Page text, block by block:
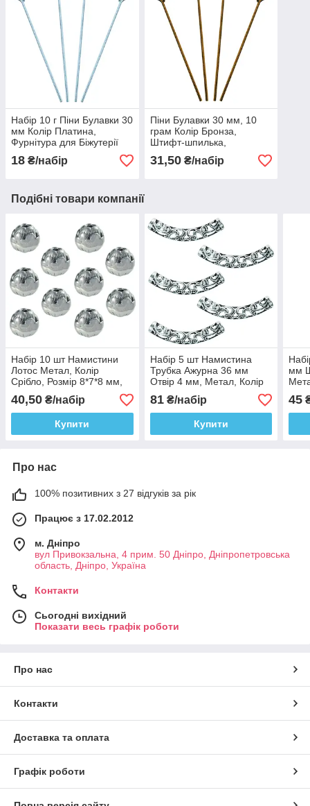
Набір 10 г Піни Булавки 30
мм Колір Платина,
Фурнітура для Біжутерії
18 ₴/набір
Піни Булавки 30 мм, 10
грам Колір Бронза,
Штифт-шпилька,
Рукоділля, Фурнітура для
Біжутерії, Намистин
31,50₴/набір
Подібні товари компанії
Набір 10 шт Намистини
Лотос Метал, Колір
Срібло, Розмір 8*7*8 мм,
40,50 ₴/набір
Купити
Набір 5 шт Намистина
Трубка Ажурна 36 мм
Отвір 4 мм, Метал, Колір
Шарми, Рукоділля
81₴/набір
Купити
мм
45
Про нас
100% позитивних з 27 відгуків за рік
Працює з 17.02.2012
м. Дніпро
вул Привокзальна, 4 прим. 50 Дніпро, Дніпропетровська
область, Дніпро, Україна
Контакти
Сьогодні вихідний
Показати весь графік роботи
Про нас
Контакти
Доставка та оплата
Графік роботи